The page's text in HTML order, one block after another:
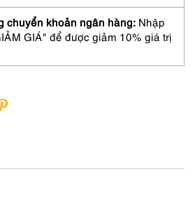
chuyển khoản ngân hàng: Nhập
GIÁ" để được giảm 10% giá trị